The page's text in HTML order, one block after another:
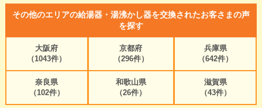
その他のエリアの給湯器・湯沸かし器を交換されたお客さまの声
を探す
大阪府
（1043件）
京都府
（296件）
兵庫県
（642件）
奈良県
（102件）
和歌山県
（26件）
滋賀県
（43件）